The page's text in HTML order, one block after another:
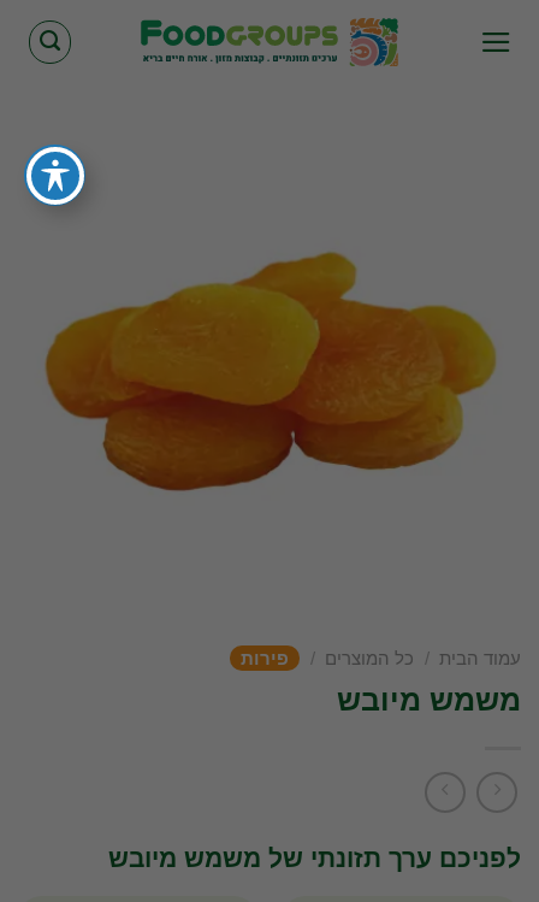
עמוד הבית / כל המוצרים / פירות
משמש מיובש
לפניכם ערך תזונתי של משמש מיובש